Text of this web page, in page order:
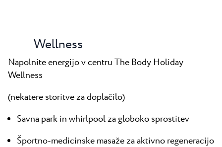
Wellness
Napolnite energijo v centru The Body Holiday
Wellness
(nekatere storitve za doplačilo)
Savna park in whirlpool za globoko sprostitev
Športno-medicinske masaže za aktivno regeneracijo